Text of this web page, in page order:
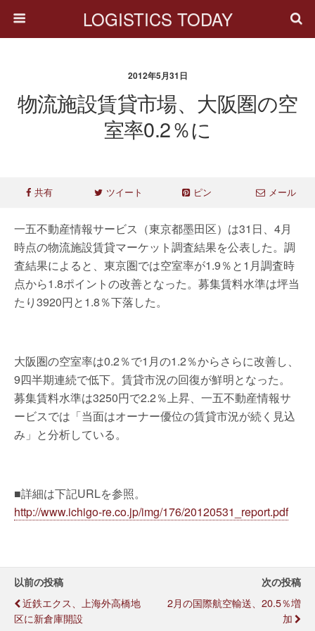
LOGISTICS TODAY
2012年5月31日
物流施設賃貸市場、大阪圏の空
室率0.2％に
共有 ツイート ピン メール
一五不動産情報サービス（東京都墨田区）は31日、4月
時点の物流施設賃貸マーケット調査結果を公表した。調
査結果によると、東京圏では空室率が1.9％と1月調査時
点から1.8ポイントの改善となった。募集賃料水準は坪当
たり3920円と1.8％下落した。
大阪圏の空室率は0.2％で1月の1.2％からさらに改善し、
9四半期連続で低下。賃貸市況の回復が鮮明となった。
募集賃料水準は3250円で2.2％上昇、一五不動産情報サ
ービスでは「当面はオーナー優位の賃貸市況が続く見込
み」と分析している。
■詳細は下記URLを参照。
http://www.ichigo-re.co.jp/img/176/20120531_report.pdf
以前の投稿
近鉄エクス、上海外高橋地
区に新倉庫開設
次の投稿
2月の国際航空輸送、20.5％増
加